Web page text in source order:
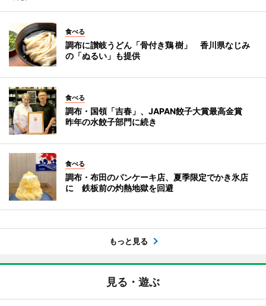
食べる
調布に讃岐うどん「骨付き鶏 樹」 香川県なじみ
の「ぬるい」も提供
食べる
調布・国領「吉春」、JAPAN餃子大賞最高金賞
昨年の水餃子部門に続き
食べる
調布・布田のパンケーキ店、夏季限定でかき氷店
に 鉄板前の灼熱地獄を回避
もっと見る
見る・遊ぶ